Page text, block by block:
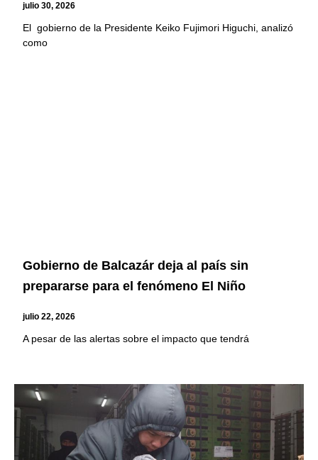
julio 30, 2026
El gobierno de la Presidente Keiko Fujimori Higuchi, analizó
como
Gobierno de Balcazár deja al país sin
prepararse para el fenómeno El Niño
julio 22, 2026
A pesar de las alertas sobre el impacto que tendrá